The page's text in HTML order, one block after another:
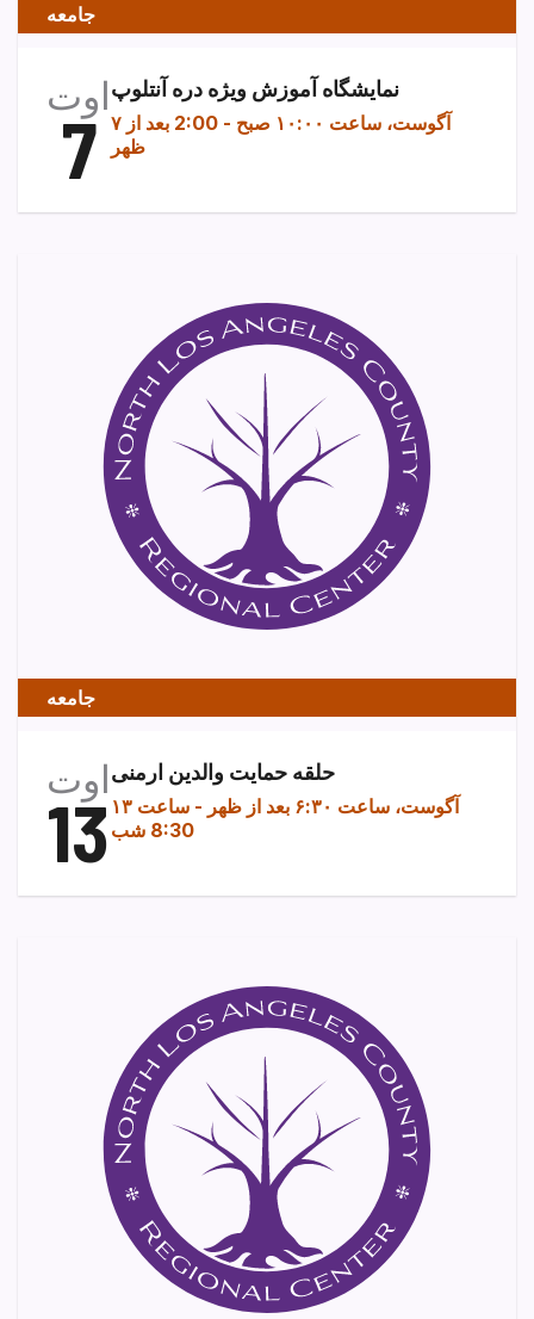
جامعه
اوت
7
نمایشگاه آموزش ویژه دره آنتلوپ
۷ آگوست، ساعت ۱۰:۰۰ صبح -
2:00 بعد از
ظهر
جامعه
اوت
13
حلقه حمایت والدین ارمنی
۱۳ آگوست، ساعت ۶:۳۰ بعد از ظهر - ساعت
8:30 شب